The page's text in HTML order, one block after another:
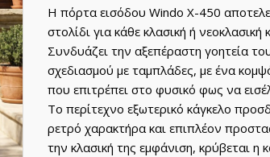
Η πόρτα εισόδου Windo X-450
στολίδι για κάθε κλασική ή νεοκλασική
Συνδυάζει την αξεπέραστη γοητεία
σχεδιασμού με ταμπλάδες, με ένα
που επιτρέπει στο φυσικό φως να
Το περίτεχνο εξωτερικό κάγκελο
ρετρό χαρακτήρα και επιπλέον
την κλασική της εμφάνιση, κρύβεται η